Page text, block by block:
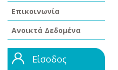
Επικοινωνία
Ανοικτά Δεδομένα
Είσοδος